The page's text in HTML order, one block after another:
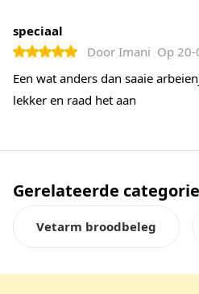
speciaal
Door Imani Op
Een wat anders dan saaie
lekker en raad het aan
Gerelateerde
Vetarm broodbeleg